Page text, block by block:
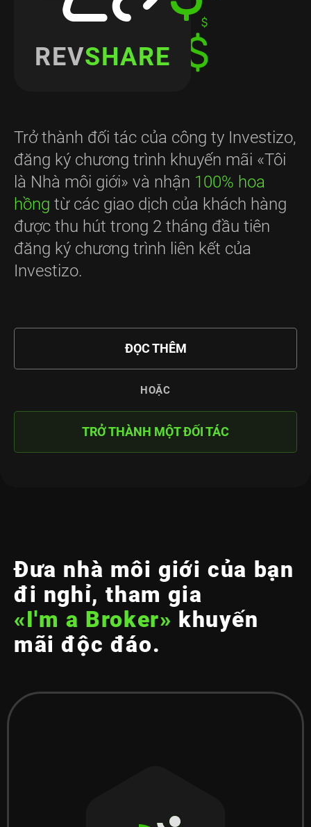
REVSHARE
Trở thành đối tác của công ty Investizo,
đăng ký chương trình khuyến mãi «Tôi
là Nhà môi giới» và nhận 100% hoa
hồng từ các giao dịch của khách hàng
được thu hút trong 2 tháng đầu tiên
đăng ký chương trình liên kết của
Investizo.
ĐỌC THÊM
HOẶC
TRỞ THÀNH MỘT ĐỐI TÁC
Đưa nhà môi giới của bạn
đi nghỉ, tham gia
«I'm a Broker» khuyến
mãi độc đáo.